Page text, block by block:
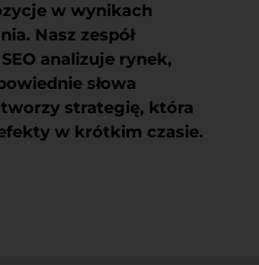
w wynikach
Nasz zespół
analizuje rynek,
słowa
strategię, która
w krótkim czasie.